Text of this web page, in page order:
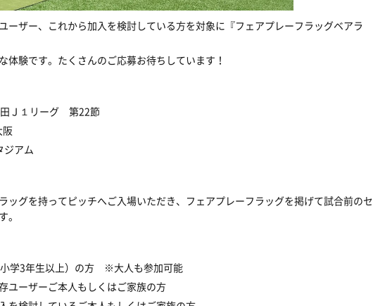
ーザー、これから加入を検討している方を対象に『フェアプレーフラッグベアラ
体験です。たくさんのご応募お待ちしています！
Ｊ１リーグ 第22節
阪
アム
ッグを持ってピッチへご入場いただき、フェアプレーフラッグを掲げて試合前のセ
。
学3年生以上）の方 ※大人も参加可能
ユーザーご本人もしくはご家族の方